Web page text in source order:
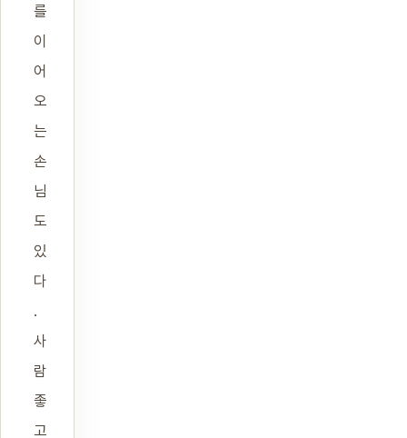
를
이
어
오
는
손
님
도
있
다
.
사
람
좋
고